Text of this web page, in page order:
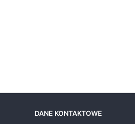
DANE KONTAKTOWE